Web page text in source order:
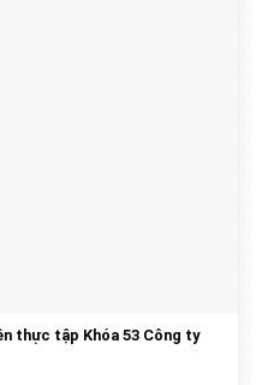
thực tập Khóa 53 Công ty